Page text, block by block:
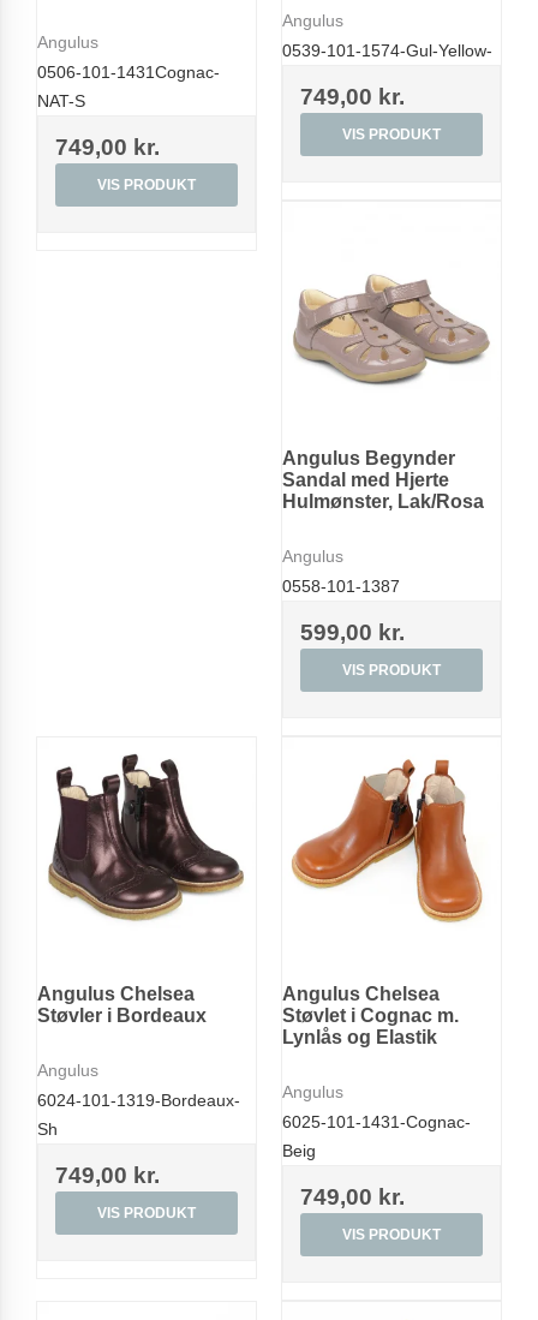
Angulus
0506-101-1431Cognac-
NAT-S
749,00 kr.
VIS PRODUKT
Angulus
0539-101-1574-Gul-Yellow-
749,00 kr.
VIS PRODUKT
Angulus Begynder
Sandal med Hjerte
Hulmønster, Lak/Rosa
Angulus
0558-101-1387
599,00 kr.
VIS PRODUKT
Angulus Chelsea
Støvler i Bordeaux
Angulus
6024-101-1319-Bordeaux-
Sh
749,00 kr.
VIS PRODUKT
Angulus Chelsea
Støvlet i Cognac m.
Lynlås og Elastik
Angulus
6025-101-1431-Cognac-
Beig
749,00 kr.
VIS PRODUKT